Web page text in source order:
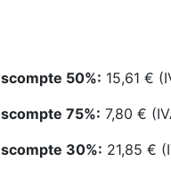
50%: 15,61 €
75%: 7,80 €
30%: 21,85 €